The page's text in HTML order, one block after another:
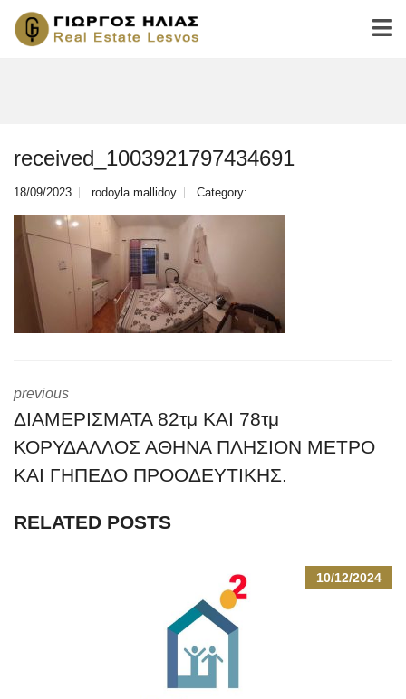
received_1003921797434691
18/09/2023 rodoyla mallidoy Category:
previous
ΔΙΑΜΕΡΙΣΜΑΤΑ 82τμ ΚΑΙ 78τμ
ΚΟΡΥΔΑΛΛΟΣ ΑΘΗΝΑ ΠΛΗΣΙΟΝ ΜΕΤΡΟ
ΚΑΙ ΓΗΠΕΔΟ ΠΡΟΟΔΕΥΤΙΚΗΣ.
RELATED POSTS
10/12/2024